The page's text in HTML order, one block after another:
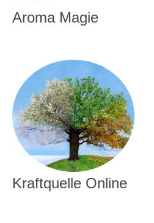
Aroma Magie
Kraftquelle Online